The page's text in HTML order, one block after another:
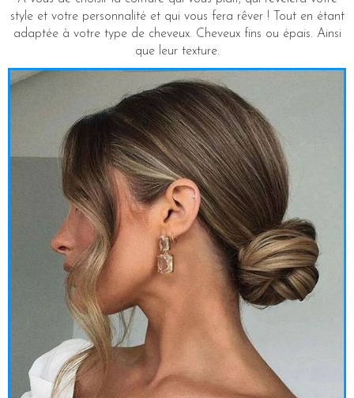
style et votre personnalité et qui vous fera rêver ! Tout en étant
adaptée à votre type de cheveux. Cheveux fins ou épais. Ainsi
que leur texture.